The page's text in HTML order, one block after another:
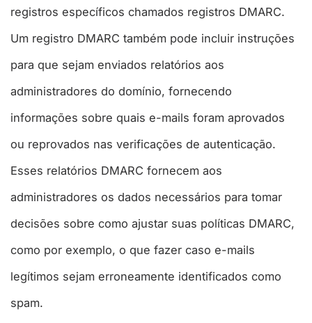
registros específicos chamados registros DMARC.
Um registro DMARC também pode incluir instruções
para que sejam enviados relatórios aos
administradores do domínio, fornecendo
informações sobre quais e-mails foram aprovados
ou reprovados nas verificações de autenticação.
Esses relatórios DMARC fornecem aos
administradores os dados necessários para tomar
decisões sobre como ajustar suas políticas DMARC,
como por exemplo, o que fazer caso e-mails
legítimos sejam erroneamente identificados como
spam.